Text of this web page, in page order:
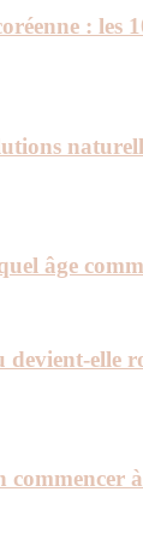
: les
âge
elle
commencer